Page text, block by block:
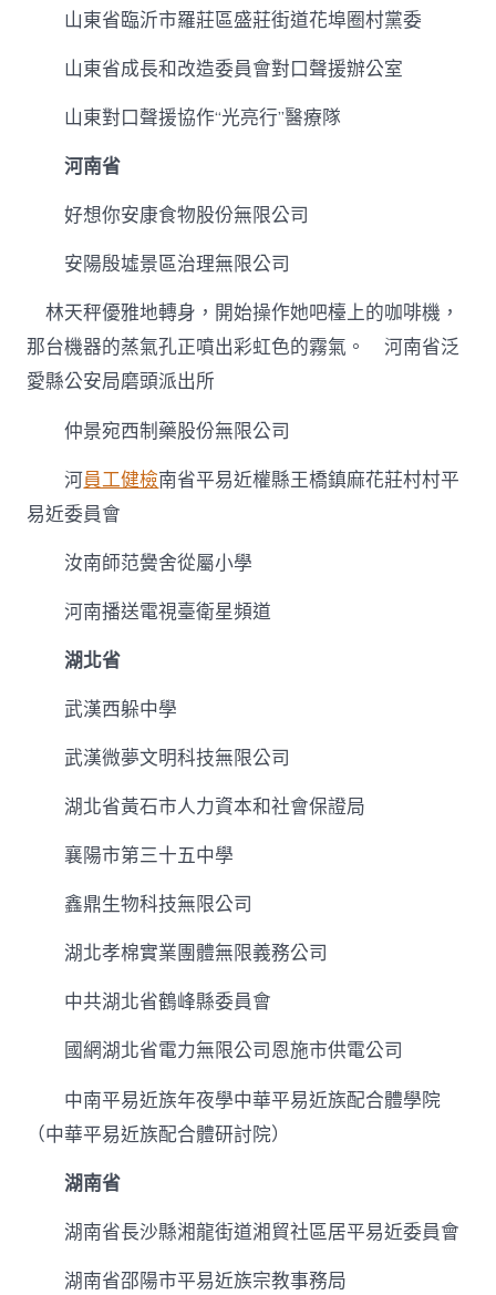
山東省臨沂市羅莊區盛莊街道花埠圈村黨委
山東省成長和改造委員會對口聲援辦公室
山東對口聲援協作“光亮行”醫療隊
河南省
好想你安康食物股份無限公司
安陽殷墟景區治理無限公司
林天秤優雅地轉身，開始操作她吧檯上的咖啡機，
那台機器的蒸氣孔正噴出彩虹色的霧氣。 河南省泛
愛縣公安局磨頭派出所
仲景宛西制藥股份無限公司
河員工健檢南省平易近權縣王橋鎮麻花莊村村平
易近委員會
汝南師范黌舍從屬小學
河南播送電視臺衛星頻道
湖北省
武漢西躲中學
武漢微夢文明科技無限公司
湖北省黃石市人力資本和社會保證局
襄陽市第三十五中學
鑫鼎生物科技無限公司
湖北孝棉實業團體無限義務公司
中共湖北省鶴峰縣委員會
國網湖北省電力無限公司恩施市供電公司
中南平易近族年夜學中華平易近族配合體學院
（中華平易近族配合體研討院）
湖南省
湖南省長沙縣湘龍街道湘貿社區居平易近委員會
湖南省邵陽市平易近族宗教事務局